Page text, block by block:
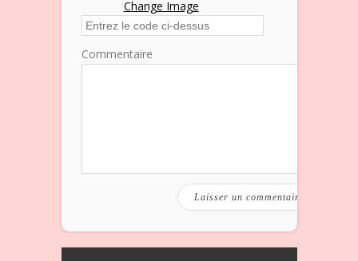
Change Image
Commentaire